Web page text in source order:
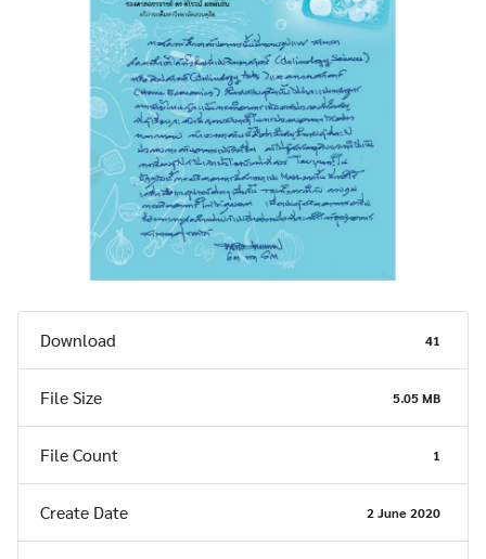
Download 41
File Size 5.05 MB
File Count 1
Create Date 2 June 2020